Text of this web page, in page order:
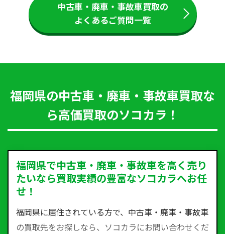
中古車・廃車・事故車買取の
よくあるご質問一覧
福岡県の中古車・廃車・事故車買取な
ら高価買取のソコカラ！
福岡県で中古車・廃車・事故車を高く売り
たいなら買取実績の豊富なソコカラへお任
せ！
福岡県に居住されている方で、中古車・廃車・事故車
の買取先をお探しなら、ソコカラにお問い合わせくだ